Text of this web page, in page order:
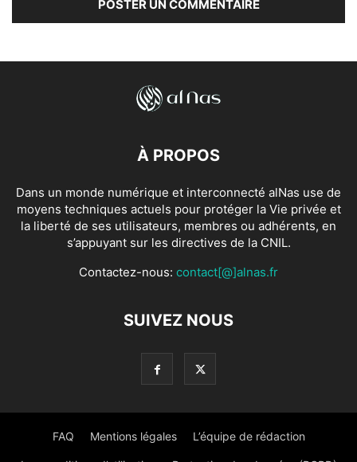
À PROPOS
Dans un monde numérique et interconnecté alNas use de
moyens techniques actuels pour protéger la Vie privée et
la liberté de ses utilisateurs, membres ou adhérents, en
s’appuyant sur les directives de la CNIL.
Contactez-nous: contact[@]alnas.fr
SUIVEZ NOUS
FAQ Mentions légales L’équipe de rédaction